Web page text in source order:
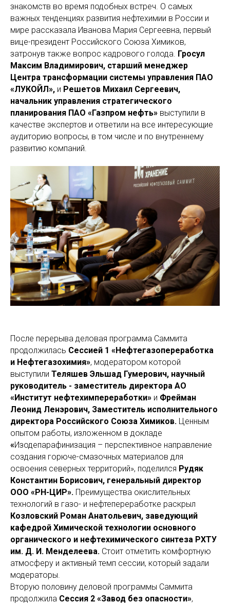
знакомств во время подобных встреч. О самых
важных тенденциях развития нефтехимии в России и
мире рассказала Иванова Мария Сергеевна, первый
вице-президент Российского Союза Химиков,
затронув также вопрос кадрового голода. Гросул
Максим Владимирович, старший менеджер
Центра трансформации системы управления ПАО
«ЛУКОЙЛ», и Решетов Михаил Сергеевич,
начальник управления стратегического
планирования ПАО «Газпром нефть» выступили в
качестве экспертов и ответили на все интересующие
аудиторию вопросы, в том числе и по внутреннему
развитию компаний.
После перерыва деловая программа Саммита
продолжилась Сессией 1 «Нефтегазопереработка
и Нефтегазохимия», модератором которой
выступили Теляшев Эльшад Гумерович, научный
руководитель - заместитель директора АО
«Институт нефтехимпереработки» и Фрейман
Леонид Ленэрович, Заместитель исполнительного
директора Российского Союза Химиков. Ценным
опытом работы, изложенном в докладе
«Изодепарафинизация – перспективное направление
создания горюче-смазочных материалов для
освоения северных территорий», поделился Рудяк
Константин Борисович, генеральный директор
ООО «РН-ЦИР». Преимущества окислительных
технологий в газо- и нефтепереработке раскрыл
Козловский Роман Анатольевич, заведующий
кафедрой Химической технологии основного
органического и нефтехимического синтеза РХТУ
им. Д. И. Менделеева. Стоит отметить комфортную
атмосферу и активный темп сессии, который задали
модераторы.
Вторую половину деловой программы Саммита
продолжила Сессия 2 «Завод без опасности»,